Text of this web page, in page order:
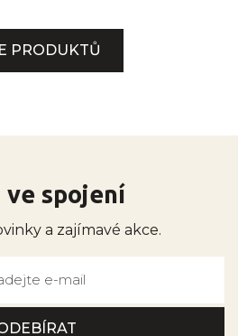
PRODUKTŮ
ve spojení
a zajímavé akce.